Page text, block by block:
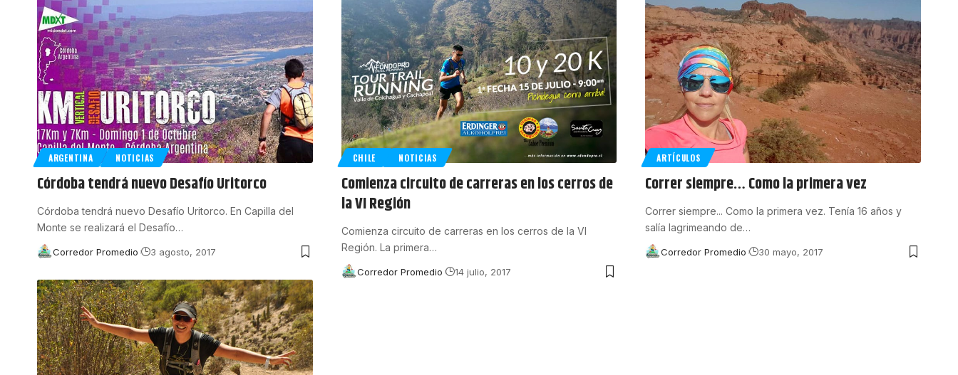
ARGENTINA NOTICIAS
Córdoba tendrá nuevo Desafío Uritorco
Córdoba tendrá nuevo Desafío Uritorco. En Capilla del
Monte se realizará el Desafío…
Corredor Promedio 3 agosto, 2017
CHILE NOTICIAS
Comienza circuito de carreras en los cerros de
la VI Región
Comienza circuito de carreras en los cerros de la VI
Región. La primera…
Corredor Promedio 14 julio, 2017
ARTÍCULOS
Correr siempre… Como la primera vez
Correr siempre... Como la primera vez. Tenía 16 años y
salía lagrimeando de…
Corredor Promedio 30 mayo, 2017